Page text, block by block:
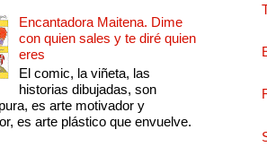
Encantadora Maitena. Dime
con quien sales y te diré quien
eres
El comic, la viñeta, las
historias dibujadas, son
es arte motivador y
es arte plástico que envuelve.